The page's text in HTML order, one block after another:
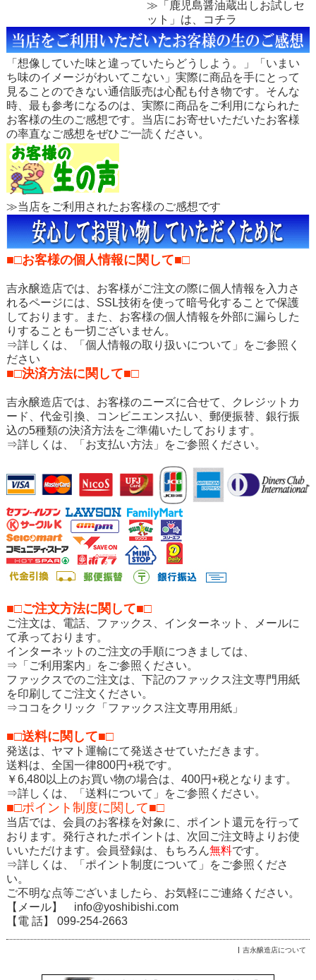
≫「鹿児島醤油蔵出しお試しセ
ット」は、コチラ
「想像していた味と違っていたらどうしよう。」「いまい
ち味のイメージがわいてこない」実際に商品を手にとって
見ることのできない通信販売は心配も付き物です。そんな
時、最も参考になるのは、実際に商品をご利用になられた
お客様の生のご感想です。当店にお寄せいただいたお客様
の率直なご感想をぜひご一読ください。
≫当店をご利用されたお客様のご感想です
■□お客様の個人情報に関して■□
吉永醸造店では、お客様がご注文の際に個人情報を入力さ
れるページには、SSL技術を使って暗号化することで保護
しております。また、お客様の個人情報を外部に漏らした
りすることも一切ございません。
⇒詳しくは、「個人情報の取り扱いについて」をご参照く
ださい
■□決済方法に関して■□
吉永醸造店では、お客様のニーズに合せて、クレジットカ
ード、代金引換、コンビニエンス払い、郵便振替、銀行振
込の5種類の決済方法をご準備いたしております。
⇒詳しくは、「お支払い方法」をご参照ください。
■□ご注文方法に関して■□
ご注文は、電話、ファックス、インターネット、メールに
て承っております。
インターネットのご注文の手順につきましては、
⇒「ご利用案内」をご参照ください。
ファックスでのご注文は、下記のファックス注文専門用紙
を印刷してご注文ください。
⇒ココをクリック「ファックス注文専用用紙」
■□送料に関して■□
発送は、ヤマト運輸にて発送させていただきます。
送料は、全国一律800円+税です。
￥6,480以上のお買い物の場合は、400円+税となります。
⇒詳しくは、「送料について」をご参照ください。
■□ポイント制度に関して■□
当店では、会員のお客様を対象に、ポイント還元を行って
おります。発行されたポイントは、次回ご注文時よりお使
いいただけます。会員登録は、もちろん無料です。
⇒詳しくは、「ポイント制度について」をご参照くださ
い。
ご不明な点等ございましたら、お気軽にご連絡ください。
【メール】 info@yoshibishi.com
【電 話】 099-254-2663
吉永醸造店について